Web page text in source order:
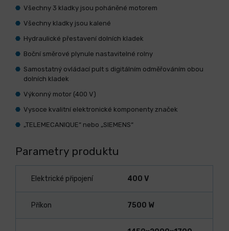
Všechny 3 kladky jsou poháněné motorem
Všechny kladky jsou kalené
Hydraulické přestavení dolních kladek
Boční směrové plynule nastavitelné rolny
Samostatný ovládací pult s digitálním odměřováním obou
dolních kladek
Výkonný motor (400 V)
Vysoce kvalitní elektronické komponenty značek
„TELEMECANIQUE“ nebo „SIEMENS“
Parametry produktu
Elektrické připojení 400 V
Příkon 7500 W